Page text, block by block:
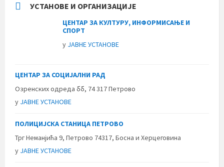
УСТАНОВЕ И ОРГАНИЗАЦИЈЕ
ЦЕНТАР ЗА КУЛТУРУ, ИНФОРМИСАЊЕ И
СПОРТ
у ЈАВНЕ УСТАНОВЕ
ЦЕНТАР ЗА СОЦИЈАЛНИ РАД
Озренских одреда бб, 74 317 Петрово
у ЈАВНЕ УСТАНОВЕ
ПОЛИЦИЈСКА СТАНИЦА ПЕТРОВО
Трг Неманјића 9, Петрово 74317, Босна и Херцеговина
у ЈАВНЕ УСТАНОВЕ